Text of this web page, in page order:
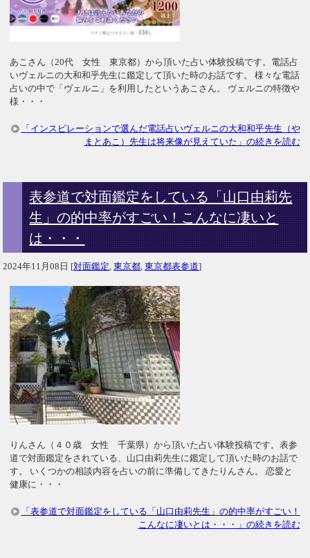
あこさん（20代 女性 東京都）から頂いた占い体験投稿です。電話占
いヴェルニの大和和乎先生に鑑定して頂いた時のお話です。 様々な電話
占いの中で「ヴェルニ」を利用したというあこさん。 ヴェルニの特徴や
様・・・
「インスピレーションで選んだ電話占いヴェルニの大和和乎先生（や
まとあこ）先生は将来像が見えていた」の続きを読む
表参道で対面鑑定をしている「山口由莉先
生」の的中率がすごい！こんなに凄いと
は・・・
2024年11月08日 [対面鑑定 ,東京都 ,東京都表参道]
りんさん（４０歳 女性 千葉県）から頂いた占い体験投稿です。表参
道で対面鑑定をされている、山口由莉先生に鑑定して頂いた時のお話で
す。 いくつかの相談内容を占いの前に準備してきたりんさん。 恋愛と
健康に・・・
「表参道で対面鑑定をしている「山口由莉先生」の的中率がすごい！
こんなに凄いとは・・・」の続きを読む